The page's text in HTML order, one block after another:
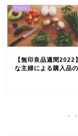
【無印良品週間2022
な主婦による購入品の